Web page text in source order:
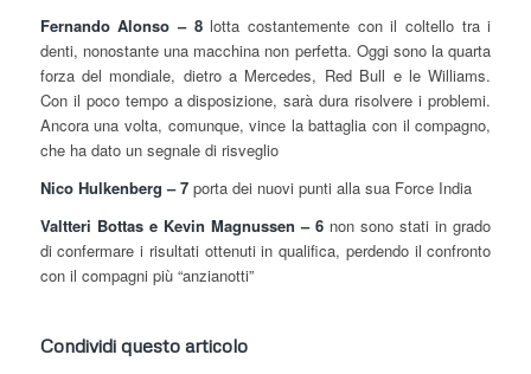
Fernando Alonso – 8lotta costantemente con il coltello tra i
denti, nonostante una macchina non perfetta. Oggi sono la quarta
forza del mondiale, dietro a Mercedes, Red Bull e le Williams.
Con il poco tempo a disposizione, sarà dura risolvere i problemi.
Ancora una volta, comunque, vince la battaglia con il compagno,
che ha dato un segnale di risveglio
Nico Hulkenberg – 7porta dei nuovi punti alla sua Force India
Valtteri Bottas e Kevin Magnussen – 6 non sono stati in grado
di confermare i risultati ottenuti in qualifica, perdendo il confronto
con il compagni più “anzianotti”
Condividi questo articolo